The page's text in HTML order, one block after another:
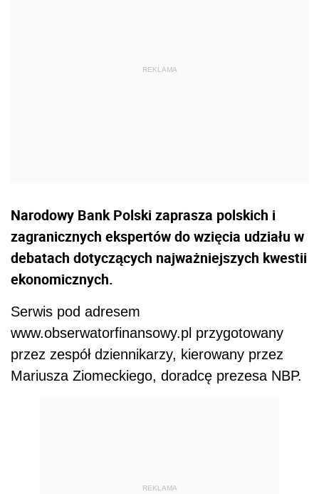
Narodowy Bank Polski zaprasza polskich i
zagranicznych ekspertów do wzięcia udziału w
debatach dotyczących najważniejszych kwestii
ekonomicznych.
Serwis pod adresem
www.obserwatorfinansowy.pl przygotowany
przez zespół dziennikarzy, kierowany przez
Mariusza Ziomeckiego, doradcę prezesa NBP.
REKLAMA